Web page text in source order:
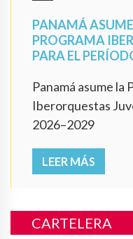
PANAMÁ
PROGRAMA
PARA EL
Panamá asume la
Iberorquestas
2026–2029
LEER MÁS
CARTELERA